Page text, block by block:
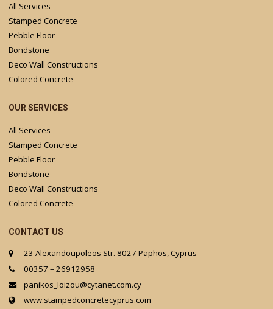
All Services
Stamped Concrete
Pebble Floor
Bondstone
Deco Wall Constructions
Colored Concrete
OUR SERVICES
All Services
Stamped Concrete
Pebble Floor
Bondstone
Deco Wall Constructions
Colored Concrete
CONTACT US
23 Alexandoupoleos Str. 8027 Paphos, Cyprus
00357 – 26912958
panikos_loizou@cytanet.com.cy
www.stampedconcretecyprus.com